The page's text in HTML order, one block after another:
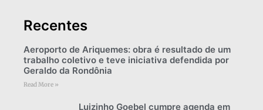
Recentes
Aeroporto de Ariquemes: obra é resultado de um
trabalho coletivo e teve iniciativa defendida por
Geraldo da Rondônia
Read More »
Luizinho Goebel cumpre agenda em